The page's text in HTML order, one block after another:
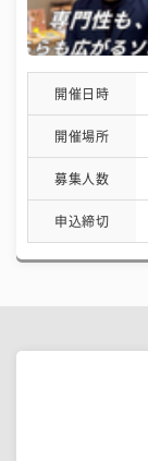
開催日時
開催場所
募集人数
申込締切